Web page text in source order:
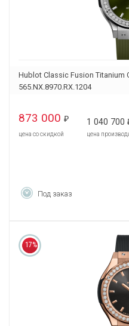
Hublot Classic Fusion Titanium
565.NX.8970.RX.1204
873 000 ₽
цена со скидкой
1 040 700
цена
Под заказ
17%